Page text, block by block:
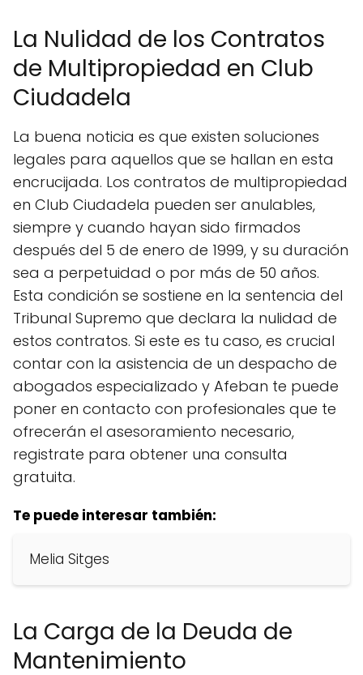
La Nulidad de los Contratos
de Multipropiedad en Club
Ciudadela
La buena noticia es que existen soluciones
legales para aquellos que se hallan en esta
encrucijada. Los contratos de multipropiedad
en Club Ciudadela pueden ser anulables,
siempre y cuando hayan sido firmados
después del 5 de enero de 1999, y su duración
sea a perpetuidad o por más de 50 años.
Esta condición se sostiene en la sentencia del
Tribunal Supremo que declara la nulidad de
estos contratos. Si este es tu caso, es crucial
contar con la asistencia de un despacho de
abogados especializado y Afeban te puede
poner en contacto con profesionales que te
ofrecerán el asesoramiento necesario,
registrate para obtener una consulta
gratuita.
Te puede interesar también:
Melia Sitges
La Carga de la Deuda de
Mantenimiento